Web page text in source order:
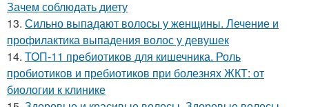
Зачем соблюдать диету
13. Сильно выпадают волосы у женщины. Лечение и
профилактика выпадения волос у девушек
14. ТОП-11 пребиотиков для кишечника. Роль
пробиотиков и пребиотиков при болезнях ЖКТ: от
биологии к клинике